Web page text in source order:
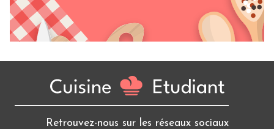
Retrouvez-nous sur les réseaux sociaux